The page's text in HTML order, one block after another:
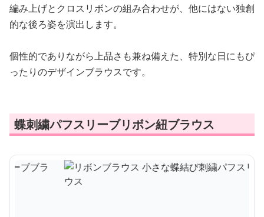
編み上げとクロスリボンの組み合わせが、他にはない独創
的な後ろ姿を演出します。
個性的でありながら上品さも兼ね備えた、特別な日にもぴ
ったりのデザインブラウスです。
蝶刺繍パフスリーブリボン紐ブラウス